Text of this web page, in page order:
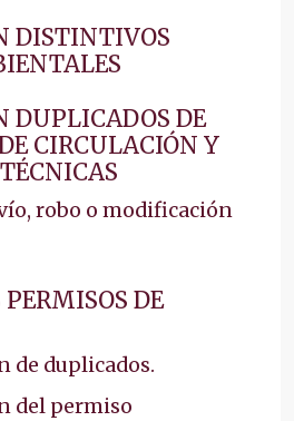
DISTINTIVOS
DUPLICADOS DE
CIRCULACIÓN Y
robo o modificación
PERMISOS DE
de duplicados.
del permiso